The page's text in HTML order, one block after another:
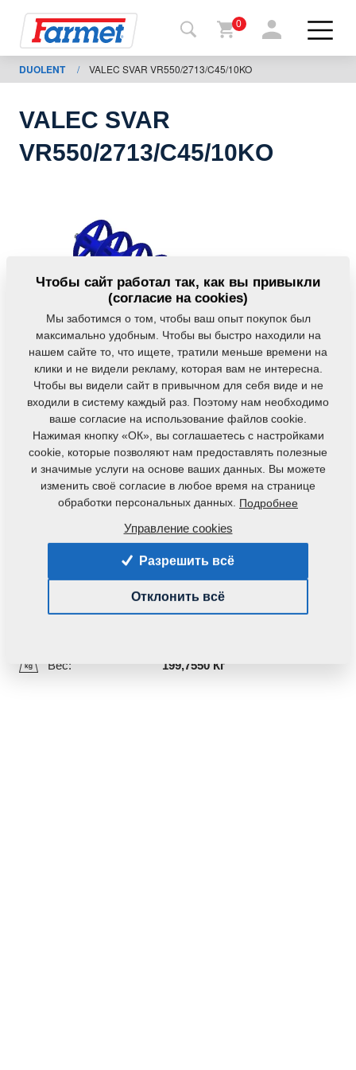
Назад
на
шоп
машины
скачиванию
0
DUOLENT / VALEC SVAR VR550/2713/C45/10KO
VALEC SVAR
VR550/2713/C45/10KO
Код продукта: VZ00041963ND
Первоначальный номер по каталогу:
VZ00025984
Данная деталь также применяется и для
следующего оборудования:
Вес: 199,7550 Кг
Чтобы сайт работал так, как вы привыкли
(согласие на cookies)
Мы заботимся о том, чтобы ваш опыт покупок был
максимально удобным. Чтобы вы быстро находили на
нашем сайте то, что ищете, тратили меньше времени на
клики и не видели рекламу, которая вам не интересна.
Чтобы вы видели сайт в привычном для себя виде и не
входили в систему каждый раз. Поэтому нам необходимо
ваше согласие на использование файлов cookie.
Нажимая кнопку «ОК», вы соглашаетесь с настройками
cookie, которые позволяют нам предоставлять полезные
и значимые услуги на основе ваших данных. Вы можете
изменить своё согласие в любое время на странице
обработки персональных данных. Подробнее
Управление cookies
Разрешить всё
Отклонить всё